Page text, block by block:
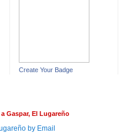
Create Your Badge
Gaspar, El Lugareño
by Email